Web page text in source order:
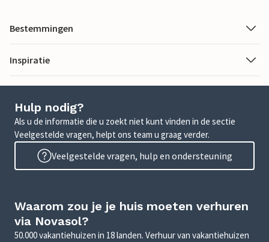
Bestemmingen
Inspiratie
Hulp nodig?
Als u de informatie die u zoekt niet kunt vinden in de sectie
Veelgestelde vragen, helpt ons team u graag verder.
Veelgestelde vragen, hulp en ondersteuning
Waarom zou je je huis moeten verhuren
via Novasol?
50.000 vakantiehuizen in 18 landen. Verhuur van vakantiehuizen